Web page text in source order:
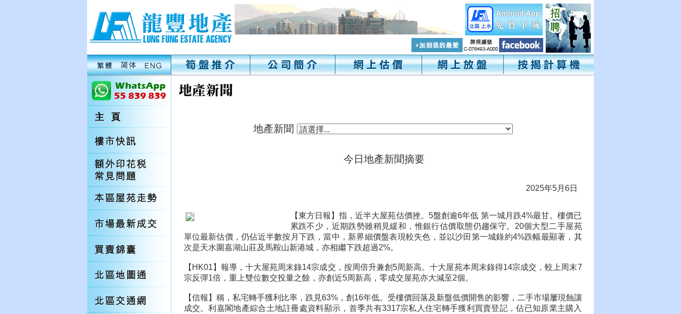
地產新聞
今日地產新聞摘要
2025年5月6日
【東方日報】指，近半大屋苑估價挫。5盤創逾6年低 第一城月跌4%最甘。樓價已
累跌不少，近期跌勢雖稍見緩和，惟銀行估價取態仍趨保守。20個大型二手屋苑
單位最新估價，仍佔近半數按月下跌，當中，新界細價盤表現較失色，並以沙田第一城錄約4%跌幅最顯著，其
次是天水圍嘉湖山莊及馬鞍山新港城，亦相繼下跌超過2%。
【HK01】報導，十大屋苑周末錄14宗成交，按周倍升兼創5周新高。十大屋苑本周末錄得14宗成交，較上周末7
宗反彈1倍，重上雙位數交投量之餘，亦創近5周新高，零成交屋苑亦大減至2個。
【信報】稱，私宅轉手獲利比率，跌見63%，創16年低。受樓價回落及新盤低價開售的影響，二手市場屢現蝕讓
成交。利嘉閣地產綜合土地註冊處資料顯示，首季共有3317宗私人住宅轉手獲利買賣登記，佔已知原業主購入